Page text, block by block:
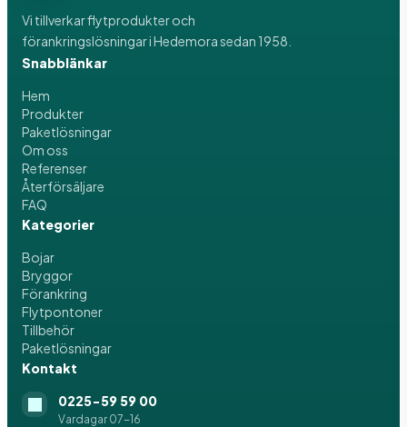
Vi tillverkar flytprodukter och
förankringslösningar i Hedemora sedan 1958.
Snabblänkar
Hem
Produkter
Paketlösningar
Om oss
Referenser
Återförsäljare
FAQ
Kategorier
Bojar
Bryggor
Förankring
Flytpontoner
Tillbehör
Paketlösningar
Kontakt
0225-59 59 00
Vardagar 07-16